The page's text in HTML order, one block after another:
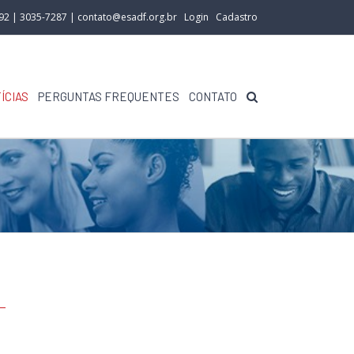
| 3035-7287 | contato@esadf.org.br Login Cadastro
PERGUNTAS FREQUENTES CONTATO